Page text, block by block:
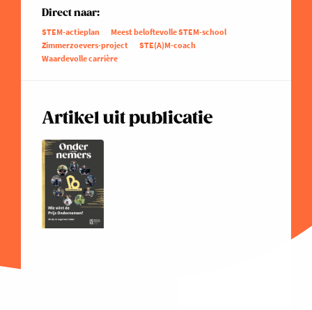
Direct naar:
STEM-actieplan
Meest beloftevolle STEM-school
Zimmerzoevers-project
STE(A)M-coach
Waardevolle carrière
Artikel uit publicatie